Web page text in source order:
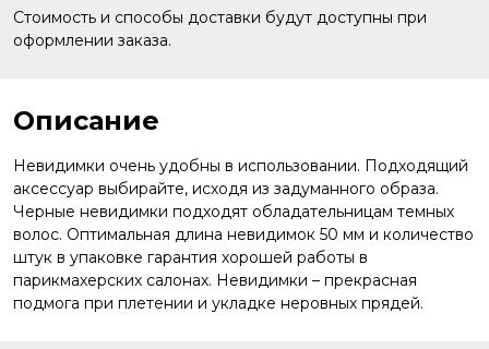
Стоимость и способы доставки будут доступны при
оформлении заказа.
Описание
Невидимки очень удобны в использовании. Подходящий
аксессуар выбирайте, исходя из задуманного образа.
Черные невидимки подходят обладательницам темных
волос. Оптимальная длина невидимок 50 мм и количество
штук в упаковке гарантия хорошей работы в
парикмахерских салонах. Невидимки – прекрасная
подмога при плетении и укладке неровных прядей.